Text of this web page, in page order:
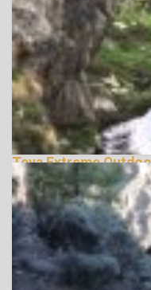
Teva Extreme
Running
146094 Nézetek